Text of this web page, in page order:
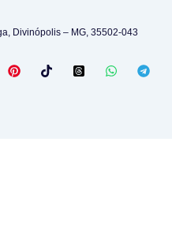
Divinópolis – MG, 35502-043